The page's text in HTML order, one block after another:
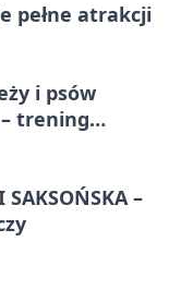
pełne atrakcji
i psów
– trening
SAKSOŃSKA –